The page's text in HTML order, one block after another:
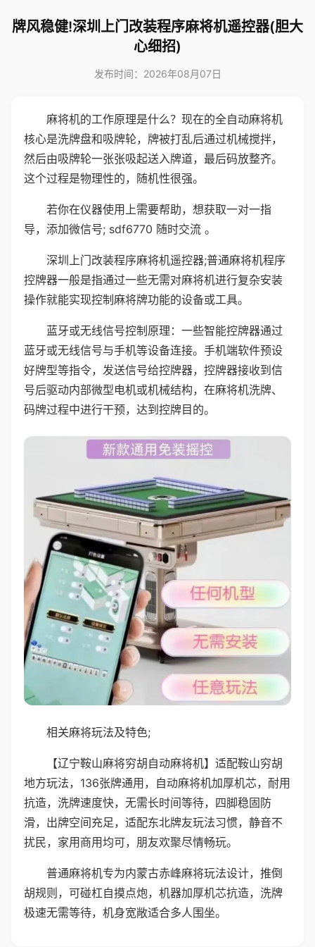
牌风稳健!深圳上门改装程序麻将机遥控器(胆大
心细招)
发布时间：2026年08月07日
麻将机的工作原理是什么？现在的全自动麻将机
核心是洗牌盘和吸牌轮，牌被打乱后通过机械搅拌，
然后由吸牌轮一张张吸起送入牌道，最后码放整齐。
这个过程是物理性的，随机性很强。
若你在仪器使用上需要帮助，想获取一对一指
导，添加微信号; sdf6770 随时交流 。
深圳上门改装程序麻将机遥控器;普通麻将机程序
控牌器一般是指通过一些无需对麻将机进行复杂安装
操作就能实现控制麻将牌功能的设备或工具。
蓝牙或无线信号控制原理：一些智能控牌器通过
蓝牙或无线信号与手机等设备连接。手机端软件预设
好牌型等指令，发送信号给控牌器，控牌器接收到信
号后驱动内部微型电机或机械结构，在麻将机洗牌、
码牌过程中进行干预，达到控牌目的。
相关麻将玩法及特色;
【辽宁鞍山麻将穷胡自动麻将机】适配鞍山穷胡
地方玩法，136张牌通用，自动麻将机加厚机芯，耐用
抗造，洗牌速度快，无需长时间等待，四脚稳固防
滑，出牌空间充足，适配东北牌友玩法习惯，静音不
扰民，家用商用均可，朋友欢聚尽情畅玩。
普通麻将机专为内蒙古赤峰麻将玩法设计，推倒
胡规则，可碰杠自摸点炮，机器加厚机芯抗造，洗牌
极速无需等待，机身宽敞适合多人围坐。